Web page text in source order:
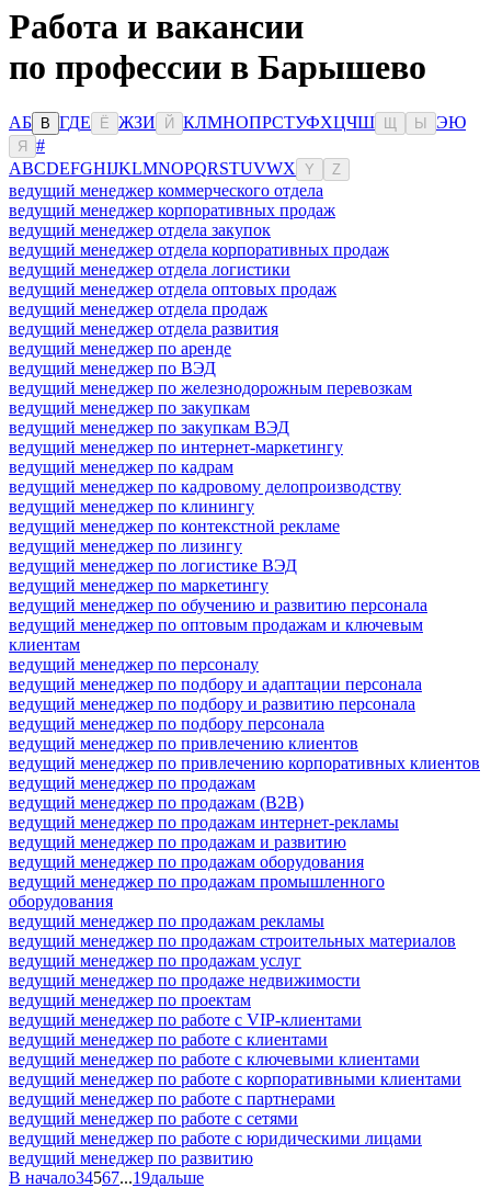
Работа и вакансии
по профессии в Барышево
АБ В ГДЕ Ё ЖЗИ Й КЛМНОПРСТУФХЦЧШ Ы ЭЮ
Я
#
ABCDEFGHIJKLMNOPQRSTUVWX Y Z
ведущий менеджер коммерческого отдела
ведущий менеджер корпоративных продаж
ведущий менеджер отдела закупок
ведущий менеджер отдела корпоративных продаж
ведущий менеджер отдела логистики
ведущий менеджер отдела оптовых продаж
ведущий менеджер отдела продаж
ведущий менеджер отдела развития
ведущий менеджер по аренде
ведущий менеджер по ВЭД
ведущий менеджер по железнодорожным перевозкам
ведущий менеджер по закупкам
ведущий менеджер по закупкам ВЭД
ведущий менеджер по интернет-маркетингу
ведущий менеджер по кадрам
ведущий менеджер по кадровому делопроизводству
ведущий менеджер по клинингу
ведущий менеджер по контекстной рекламе
ведущий менеджер по лизингу
ведущий менеджер по логистике ВЭД
ведущий менеджер по маркетингу
ведущий менеджер по обучению и развитию персонала
ведущий менеджер по оптовым продажам и ключевым
клиентам
ведущий менеджер по персоналу
ведущий менеджер по подбору и адаптации персонала
ведущий менеджер по подбору и развитию персонала
ведущий менеджер по подбору персонала
ведущий менеджер по привлечению клиентов
ведущий менеджер по привлечению корпоративных клиентов
ведущий менеджер по продажам
ведущий менеджер по продажам (B2B)
ведущий менеджер по продажам интернет-рекламы
ведущий менеджер по продажам и развитию
ведущий менеджер по продажам оборудования
ведущий менеджер по продажам промышленного
оборудования
ведущий менеджер по продажам рекламы
ведущий менеджер по продажам строительных материалов
ведущий менеджер по продажам услуг
ведущий менеджер по продаже недвижимости
ведущий менеджер по проектам
ведущий менеджер по работе с VIP-клиентами
ведущий менеджер по работе с клиентами
ведущий менеджер по работе с ключевыми клиентами
ведущий менеджер по работе с корпоративными клиентами
ведущий менеджер по работе с партнерами
ведущий менеджер по работе с сетями
ведущий менеджер по работе с юридическими лицами
ведущий менеджер по развитию
В начало34567...19дальше